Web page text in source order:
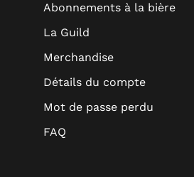
Abonnements à la bière
La Guild
Merchandise
Détails du compte
Mot de passe perdu
FAQ